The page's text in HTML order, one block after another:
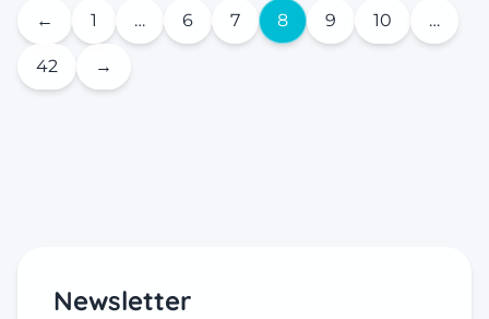
← 1 … 6 7 8 9 10 …
42 →
Newsletter